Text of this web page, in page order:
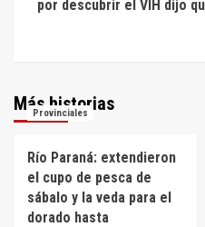
por descubrir el VIH dijo
Más historias
Provinciales
Río Paraná: extendieron
el cupo de pesca de
sábalo y la veda para el
dorado hasta